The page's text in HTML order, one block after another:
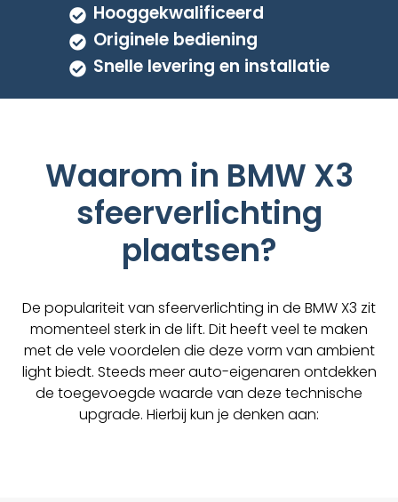
Hooggekwalificeerd
Originele bediening
Snelle levering en installatie
Waarom in BMW X3
sfeerverlichting
plaatsen?
De populariteit van sfeerverlichting in de BMW X3 zit
momenteel sterk in de lift. Dit heeft veel te maken
met de vele voordelen die deze vorm van ambient
light biedt. Steeds meer auto-eigenaren ontdekken
de toegevoegde waarde van deze technische
upgrade. Hierbij kun je denken aan: